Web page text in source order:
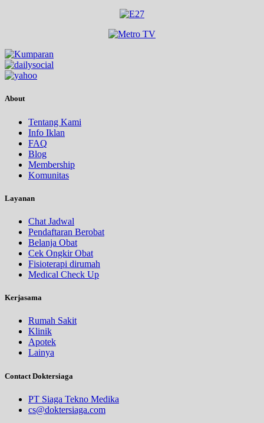
About
Tentang Kami
Info Iklan
FAQ
Blog
Membership
Komunitas
Layanan
Chat Jadwal
Pendaftaran Berobat
Belanja Obat
Cek Ongkir Obat
Fisioterapi dirumah
Medical Check Up
Kerjasama
Rumah Sakit
Klinik
Apotek
Lainya
Contact Doktersiaga
PT Siaga Tekno Medika
cs@doktersiaga.com